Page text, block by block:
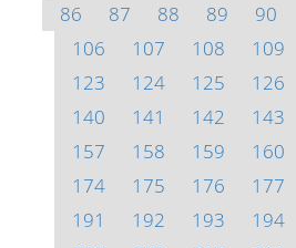
86
87 88 89 90
106
107 108 109
123
124 125 126
140
141 142 143
157
158 159 160
174
175 176 177
191
192 193 194